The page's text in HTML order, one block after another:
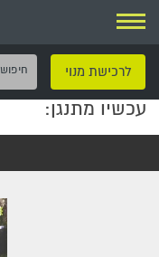
ניווט
לרכישת מנוי
עכשיו מתנגן: